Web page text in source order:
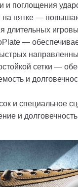
и поглощения
пятке —
длительных
—
сетки —
и
и специальное
и